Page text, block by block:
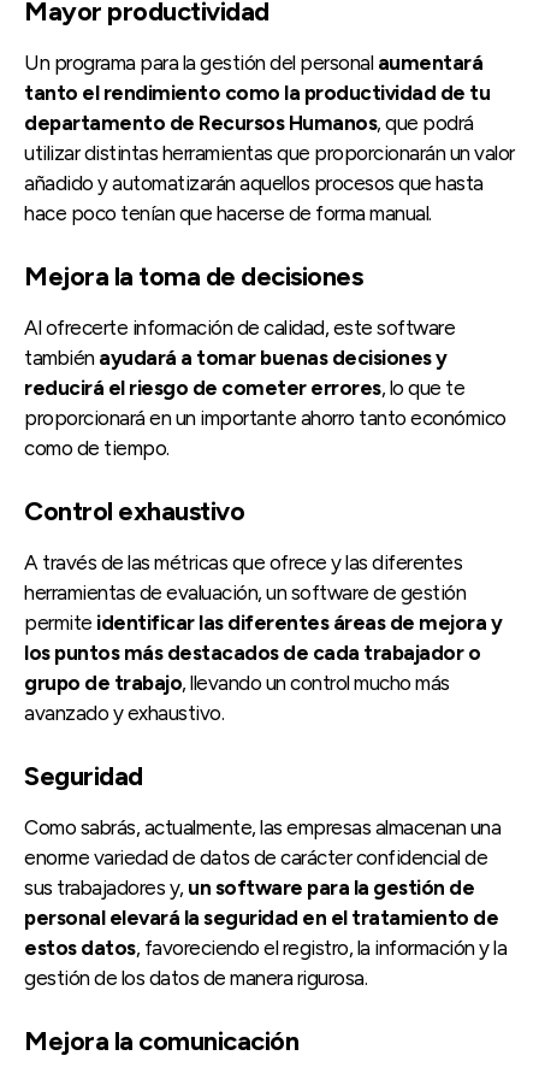
Mayor productividad
Un programa para la gestión del personal aumentará
tanto el rendimiento como la productividad de tu
departamento de Recursos Humanos, que podrá
utilizar distintas herramientas que proporcionarán un valor
añadido y automatizarán aquellos procesos que hasta
hace poco tenían que hacerse de forma manual.
Mejora la toma de decisiones
Al ofrecerte información de calidad, este software
también ayudará a tomar buenas decisiones y
reducirá el riesgo de cometer errores, lo que te
proporcionará en un importante ahorro tanto económico
como de tiempo.
Control exhaustivo
A través de las métricas que ofrece y las diferentes
herramientas de evaluación, un software de gestión
permite identificar las diferentes áreas de mejora y
los puntos más destacados de cada trabajador o
grupo de trabajo, llevando un control mucho más
avanzado y exhaustivo.
Seguridad
Como sabrás, actualmente, las empresas almacenan una
enorme variedad de datos de carácter confidencial de
sus trabajadores y, un software para la gestión de
personal elevará la seguridad en el tratamiento de
estos datos, favoreciendo el registro, la información y la
gestión de los datos de manera rigurosa.
Mejora la comunicación